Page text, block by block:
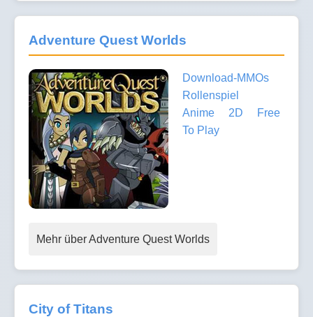
Adventure Quest Worlds
Download-MMOs
Rollenspiel
Anime
2D
Free
To Play
Mehr über Adventure Quest Worlds
City of Titans